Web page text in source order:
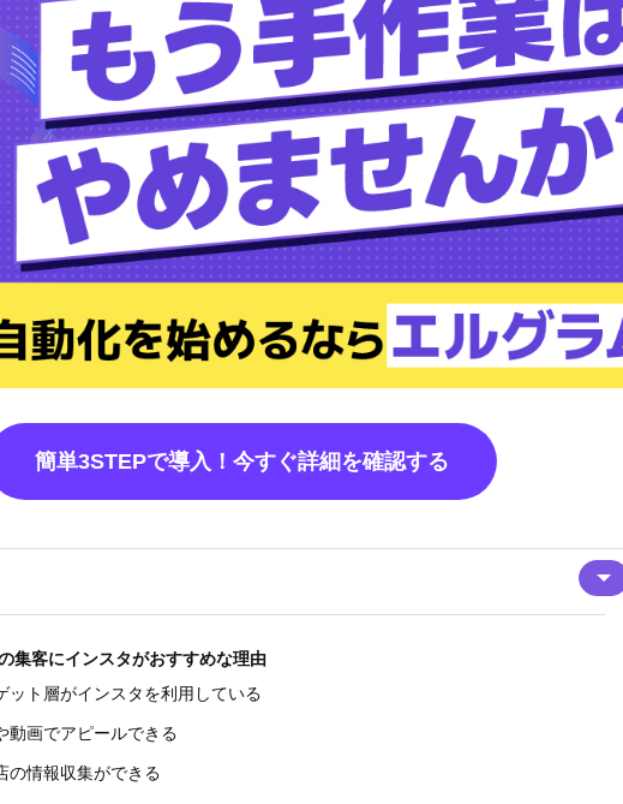
簡単3STEPで導入！今すぐ詳細を確認する
集客にインスタがおすすめな理由
ット層がインスタを利用している
動画でアピールできる
の情報収集ができる